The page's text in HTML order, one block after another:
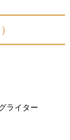
ライター